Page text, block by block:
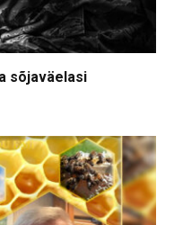
sõjaväelasi